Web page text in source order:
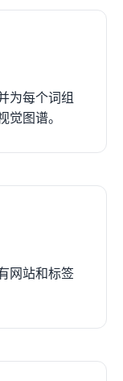
为每个词组
图谱。
网站和标签